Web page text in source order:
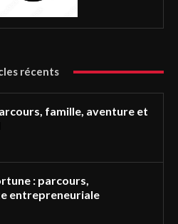
récents
famille, aventure et
: parcours,
entrepreneuriale